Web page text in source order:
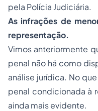
pela Polícia Judiciária.
As infrações de
representação.
Vimos anteriormente
penal não há como
análise jurídica. No
penal condicionada à
ainda mais evidente.